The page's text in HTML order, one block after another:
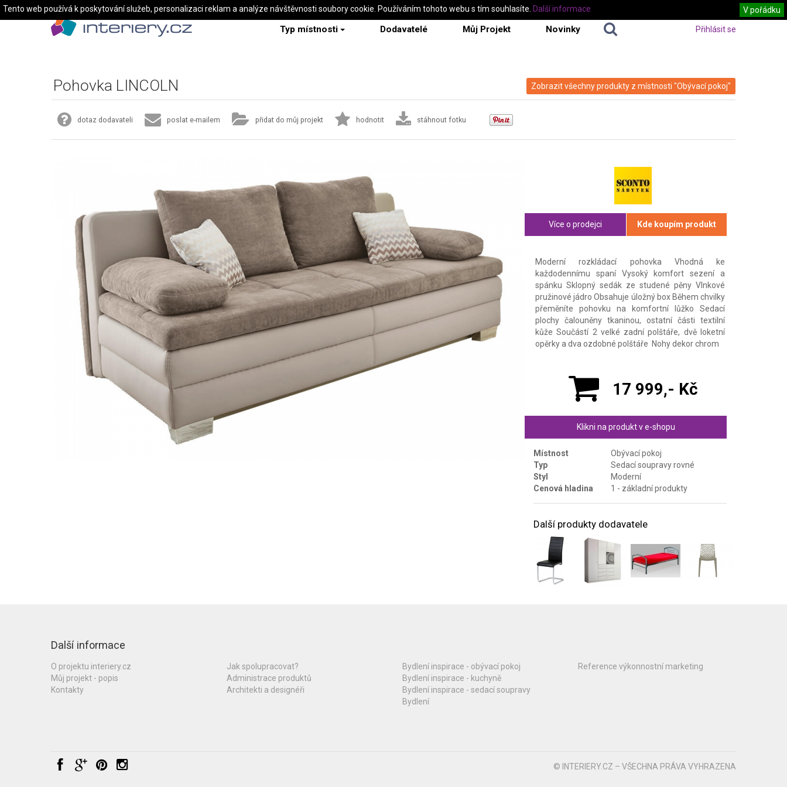
Typ místnosti Dodavatelé Můj Projekt Novinky Přihlásit se
Zobrazit všechny produkty z místnosti "Obývací pokoj"
Pohovka LINCOLN
dotaz dodavateli poslat e-mailem přidat do můj projekt hodnotit stáhnout fotku
Více o prodejci Kde koupím produkt
Moderní rozkládací pohovka Vhodná ke
každodennímu spaní Vysoký komfort sezení a
spánku Sklopný sedák ze studené pěny Vlnkové
pružinové jádro Obsahuje úložný box Během chvilky
přeměníte pohovku na komfortní lůžko Sedací
plochy čalouněny tkaninou, ostatní části textilní
kůže Součástí 2 velké zadní polštáře, dvě loketní
opěrky a dva ozdobné polštáře Nohy dekor chrom
17 999,- Kč
Klikni na produkt v e-shopu
Místnost
Obývací pokoj
Typ
Sedací soupravy rovné
Styl
Moderní
Cenová hladina
1 - základní produkty
Další produkty dodavatele
Další informace
O projektu interiery.cz
Můj projekt - popis
Kontakty
Jak spolupracovat?
Administrace produktů
Architekti a designéři
Bydlení inspirace - obývací pokoj
Bydlení inspirace - kuchyně
Bydlení inspirace - sedací soupravy
Bydlení
Reference výkonnostní marketing
© INTERIERY.CZ – VŠECHNA PRÁVA VYHRAZENA
Tento web používá k poskytování služeb, personalizaci reklam a analýze návštěvnosti soubory cookie. Používáním tohoto webu s tím souhlasíte. V pořádku
Další informace